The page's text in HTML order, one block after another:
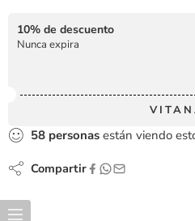
10% de descuento
Nunca expira
58 personas están viendo
Compartir